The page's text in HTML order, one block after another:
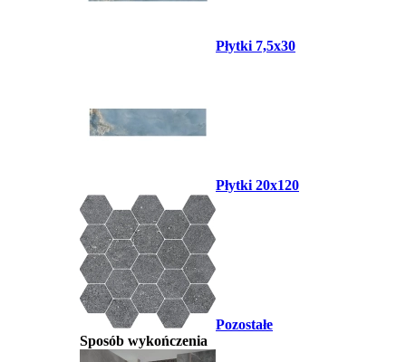
Płytki 7,5x30
Płytki 20x120
Pozostałe
Sposób wykończenia